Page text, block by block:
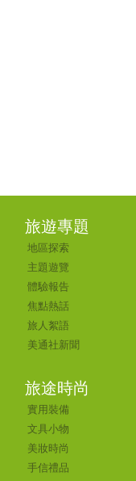
旅遊專題
地區探索
主題遊覽
體驗報告
焦點熱話
旅人絮語
美通社新聞
旅途時尚
實用裝備
文具小物
美妝時尚
手信禮品